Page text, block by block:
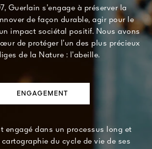
Guerlain s’engage à préserver la
de façon durable, agir pour le
impact sociétal positif. Nous avons
de protéger l’un des plus précieux
de la Nature : l’abeille.
ENGAGEMENT
engagé dans un processus long et
du cycle de vie de ses